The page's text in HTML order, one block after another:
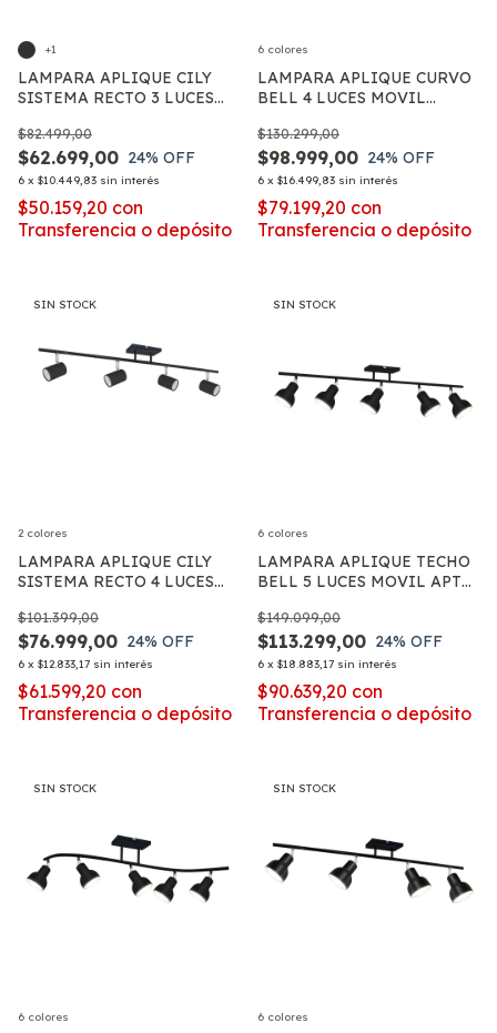
LAMPARA APLIQUE CILY
SISTEMA RECTO 3 LUCES
CILINDRO GU10
$62.699,00
$82.499,00
24% OFF
6 x $10.449,83 sin interés
$50.159,20 con
Transferencia o depósito
+1
LAMPARA APLIQUE CURVO
BELL 4 LUCES MOVIL
$98.999,00
$130.299,00
24% OFF
6 x $16.499,83 sin interés
$79.199,20 con
Transferencia o depósito
6 colores
SIN STOCK
LAMPARA APLIQUE CILY
SISTEMA RECTO 4 LUCES
CILINDRO GU10
$76.999,00
$101.399,00
24% OFF
6 x $12.833,17 sin interés
$61.599,20 con
Transferencia o depósito
2 colores
SIN STOCK
LAMPARA APLIQUE TECHO
BELL 5 LUCES MOVIL APTO
$113.299,00
$149.099,00
24% OFF
6 x $18.883,17 sin interés
$90.639,20 con
Transferencia o depósito
6 colores
SIN STOCK
6 colores
SIN STOCK
6 colores